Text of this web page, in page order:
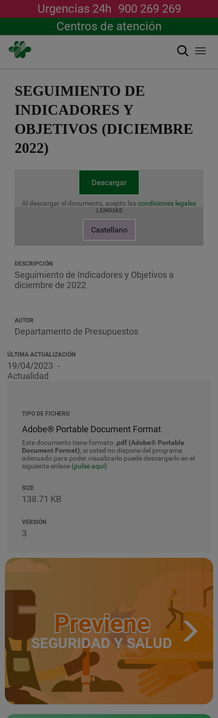
contenido
Urgencias 24h 900 269 269
Centros de atención
Buscar
SEGUIMIENTO DE
INDICADORES Y
OBJETIVOS (DICIEMBRE
2022)
Descargar
Al descargar el documento, acepto lascondiciones legales
LENGUAS
Castellano
DESCRIPCIÓN
Seguimiento de Indicadores y Objetivos a
diciembre de 2022
AUTOR
Departamento de Presupuestos
ÚLTIMA ACTUALIZACIÓN
19/04/2023
Actualidad
TIPO DE FICHERO
Adobe® Portable Document Format
Este documento tiene formato .pdf (Adobe® Portable
Document Format); si usted no dispone del programa
adecuado para poder visualizarlo puede descargarlo en el
siguiente enlace (pulse aquí)
SIZE
138.71 KB
VERSIÓN
3
Previene
SEGURIDAD Y SALUD